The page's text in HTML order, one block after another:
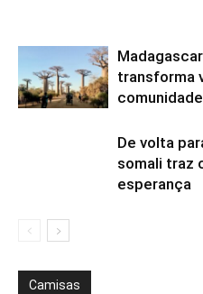
transforma
De volta
somali traz
esperança
Camisas